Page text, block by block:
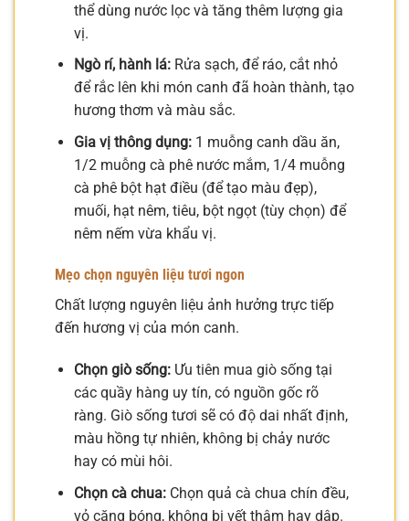
thể dùng nước lọc và tăng thêm lượng gia
vị.
Ngò rí, hành lá:Rửa sạch, để ráo, cắt nhỏ
để rắc lên khi món canh đã hoàn thành, tạo
hương thơm và màu sắc.
Gia vị thông dụng:1 muỗng canh dầu ăn,
1/2 muỗng cà phê nước mắm, 1/4 muỗng
cà phê bột hạt điều (để tạo màu đẹp),
muối, hạt nêm, tiêu, bột ngọt (tùy chọn) để
nêm nếm vừa khẩu vị.
Mẹo chọn nguyên liệu tươi ngon
Chất lượng nguyên liệu ảnh hưởng trực tiếp
đến hương vị của món canh.
Chọn giò sống:Ưu tiên mua giò sống tại
các quầy hàng uy tín, có nguồn gốc rõ
ràng. Giò sống tươi sẽ có độ dai nhất định,
màu hồng tự nhiên, không bị chảy nước
hay có mùi hôi.
Chọn cà chua:Chọn quả cà chua chín đều,
vỏ căng bóng, không bị vết thâm hay dập.